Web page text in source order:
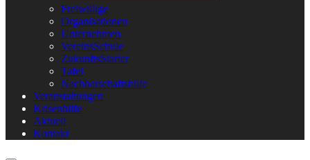
Freiwillige
Organisationen
Unternehmen
VereinsSchule
ZukunftsStarter
Tafel
Nachbarschaftshilfe
Veranstaltungen
Krisenhilfe
Aktuell
Kontakt